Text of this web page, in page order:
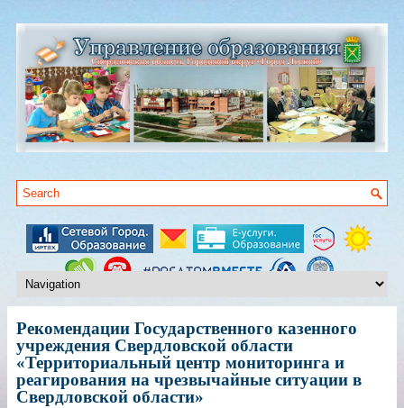
Рекомендации Государственного казенного
учреждения Свердловской области
«Территориальный центр мониторинга и
реагирования на чрезвычайные ситуации в
Свердловской области»